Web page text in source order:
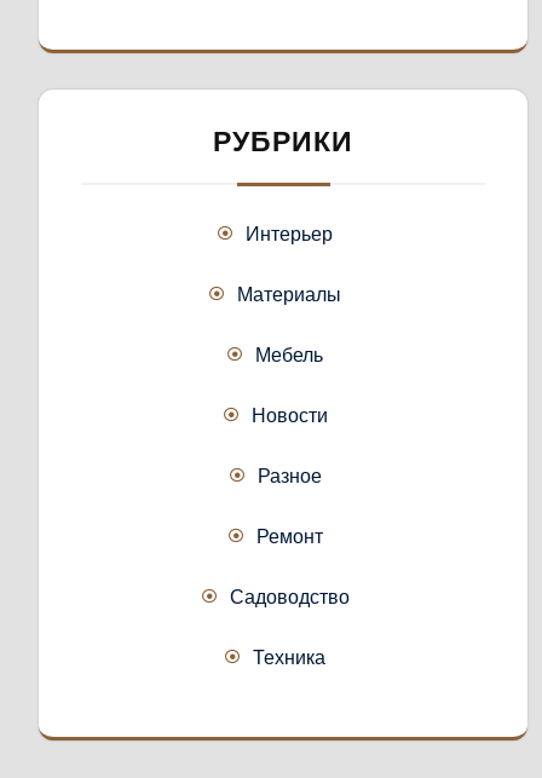
РУБРИКИ
Интерьер
Материалы
Мебель
Новости
Разное
Ремонт
Садоводство
Техника